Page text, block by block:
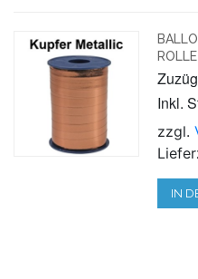
Inkl.
zzgl.
IN